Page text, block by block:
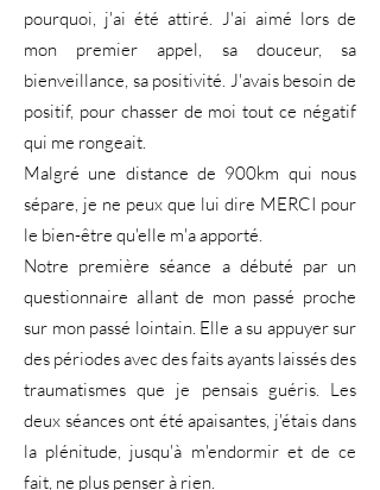
pourquoi, j'ai été attiré. J'ai aimé lors de
mon premier appel, sa douceur, sa
bienveillance, sa positivité. J'avais besoin de
positif, pour chasser de moi tout ce négatif
qui me rongeait.
Malgré une distance de 900km qui nous
sépare, je ne peux que lui dire MERCI pour
le bien-être qu'elle m'a apporté.
Notre première séance a débuté par un
questionnaire allant de mon passé proche
sur mon passé lointain. Elle a su appuyer sur
des périodes avec des faits ayants laissés des
traumatismes que je pensais guéris. Les
deux séances ont été apaisantes, j'étais dans
la plénitude, jusqu'à m'endormir et de ce
fait, ne plus penser à rien.